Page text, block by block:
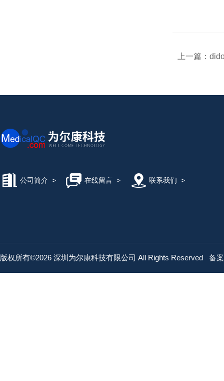
上一篇：
公司简介 > 在线留言> 联系我们 >
版权所有©2026 深圳为尔康科技有限公司 All Rights Reserved 备